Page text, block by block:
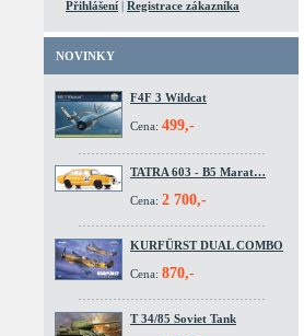
Přihlášení | Registrace zákazníka
NOVINKY
F4F 3 Wildcat
Cena: 499,-
TATRA 603 - B5 Marat…
Cena: 2 700,-
KURFÜRST DUAL COMBO
Cena: 870,-
T 34/85 Soviet Tank